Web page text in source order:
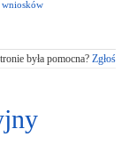
była pomocna? Zgłoś